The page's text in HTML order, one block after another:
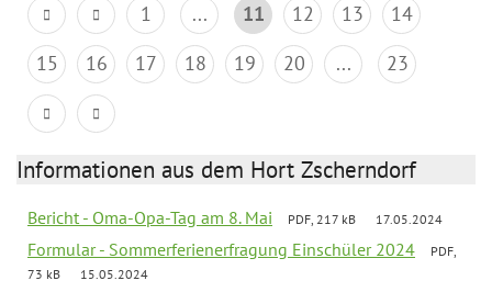
1 ... 11 12 13
14
15
16 17 18 19 20 ... 23
Informationen aus dem Hort Zscherndorf
Bericht - Oma-Opa-Tag am 8. Mai PDF, 217 kB 17.05.2024
Formular - Sommerferienerfragung Einschüler 2024
PDF,
73 kB
15.05.2024